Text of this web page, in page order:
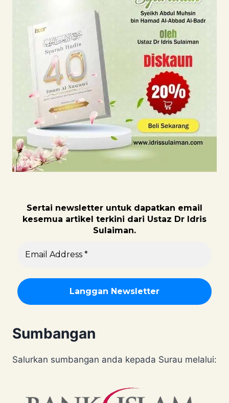
Sertai newsletter untuk dapatkan email
kesemua artikel terkini dari Ustaz Dr Idris
Sulaiman.
Sumbangan
Salurkan sumbangan anda kepada Surau melalui: